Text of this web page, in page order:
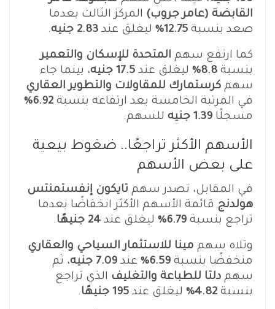
القابضة (عامر جروب) المركز الثالث بعدما
صعد بنسبة 12.75% ليغلق عند 2.83 جنيه .
كما ارتفع سهم المتحدة للإسكان والتعمير
بنسبة 8.8% ليغلق عند 17.5 جنيه
، بينما جاء
سهم كرستمارك للمقاولات والتطوير العقاري
في المرتبة الخامسة بعد ارتفاعه بنسبة 6.92%
مسجلًا 1.39 جنيه للسهم.
الأسهم الأكثر تراجعًا.. ضغوط بيعية
على بعض الأسهم
في المقابل، تصدر سهم تايكون إنفستمنتس
هولدنج قائمة الأسهم الأكثر انخفاضًا بعدما
تراجع بنسبة 6.79% ليغلق عند 24 جنيهًا .
وتلاه سهم مينا للاستثمار السياحي والعقاري
منخفضًا بنسبة 6.59% عند 7.09 جنيه
، ثم
سهم دلتا للطباعة والتغليف الذي تراجع
بنسبة 4.82% ليغلق عند 195 جنيهًا .